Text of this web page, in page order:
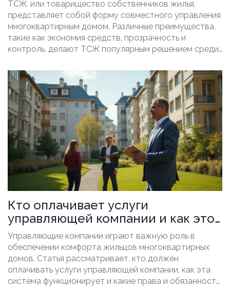
ТСЖ, или товарищество собственников жилья,
представляет собой форму совместного управления
многоквартирным домом. Различные преимущества,
такие как экономия средств, прозрачность и
контроль, делают ТСЖ популярным решением среди
полезные советы по организации и управлению ТСЖ.
Кто оплачивает услуги
управляющей компании и как это
влияет на жильцов?
Управляющие компании играют важную роль в
обеспечении комфорта жильцов многоквартирных
домов. Статья рассматривает, кто должен
оплачивать услуги управляющей компании, как эта
система функционирует и какие права и обязанности